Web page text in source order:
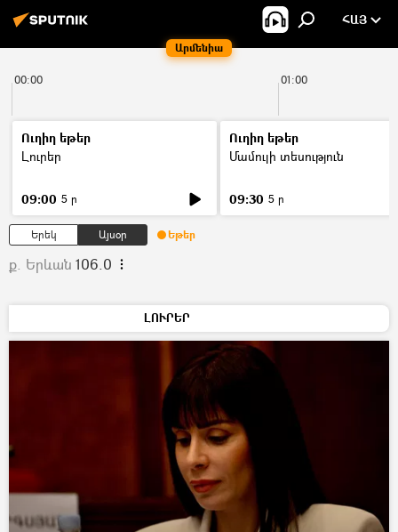
Արմենիա
ՀԱՅ
00:00 01:00
Ուղիղ եթեր
Լուրեր
09:00 5 ր
Ուղիղ եթեր
Մամուլի տեսություն
09:30 5 ր
Երեկ Այսօր Եթեր
ք. Երևան 106.0
ԼՈՒՐԵՐ